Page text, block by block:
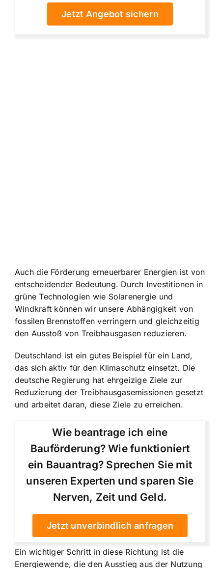
Jetzt Angebot sichern
Auch die Förderung erneuerbarer Energien ist von
entscheidender Bedeutung. Durch Investitionen in
grüne Technologien wie Solarenergie und
Windkraft können wir unsere Abhängigkeit von
fossilen Brennstoffen verringern und gleichzeitig
den Ausstoß von Treibhausgasen reduzieren.
Deutschland ist ein gutes Beispiel für ein Land,
das sich aktiv für den Klimaschutz einsetzt. Die
deutsche Regierung hat ehrgeizige Ziele zur
Reduzierung der Treibhausgasemissionen gesetzt
und arbeitet daran, diese Ziele zu erreichen.
Wie beantrage ich eine
Bauförderung? Wie funktioniert
ein Bauantrag? Sprechen Sie mit
unseren Experten und sparen Sie
Nerven, Zeit und Geld.
Jetzt unverbindlich anfragen
Ein wichtiger Schritt in diese Richtung ist die
Energiewende, die den Ausstieg aus der Nutzung